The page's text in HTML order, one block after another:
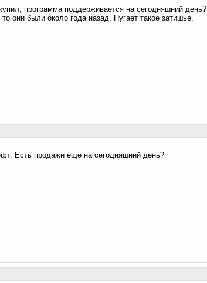
программа поддерживается на сегодняшний
они были около года назад. Пугает такое затишье.
Есть продажи еще на сегодняшний день?